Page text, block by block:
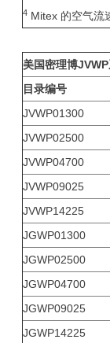
4Mitex 的空气流
美国密理博JVWP
目录编号
JVWP01300
JVWP02500
JVWP04700
JVWP09025
JVWP14225
JGWP01300
JGWP02500
JGWP04700
JGWP09025
JGWP14225